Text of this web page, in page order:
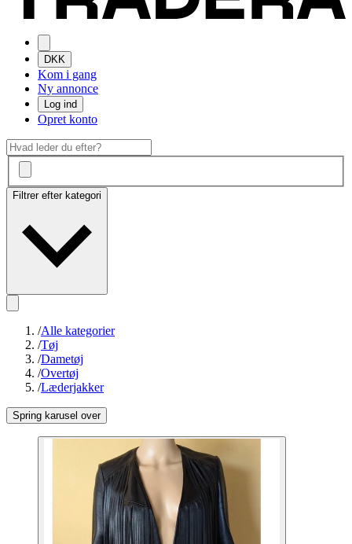
DKK
Kom i gang
Ny annonce
Log ind
Opret konto
Filtrer efter kategori
/Alle kategorier
/Tøj
/Dametøj
/Overtøj
/Læderjakker
Spring karusel over